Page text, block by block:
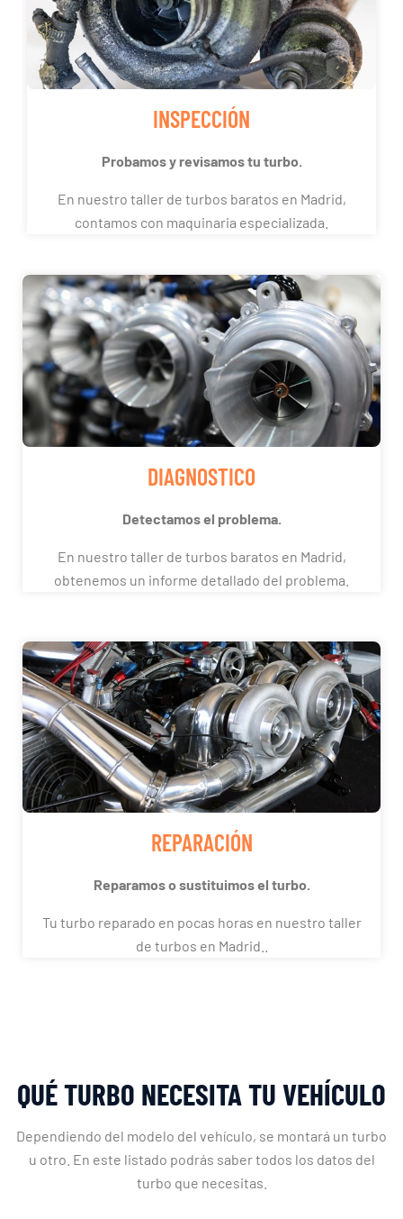
INSPECCIÓN
Probamos y revisamos tu turbo.
En nuestro taller de turbos baratos en Madrid,
contamos con maquinaria especializada.
DIAGNOSTICO
Detectamos el problema.
En nuestro taller de turbos baratos en Madrid,
obtenemos un informe detallado del problema.
REPARACIÓN
Reparamos o sustituimos el turbo.
Tu turbo reparado en pocas horas en nuestro taller
de turbos en Madrid..
QUÉ TURBO NECESITA TU VEHÍCULO
Dependiendo del modelo del vehículo, se montará un turbo
u otro. En este listado podrás saber todos los datos del
turbo que necesitas.